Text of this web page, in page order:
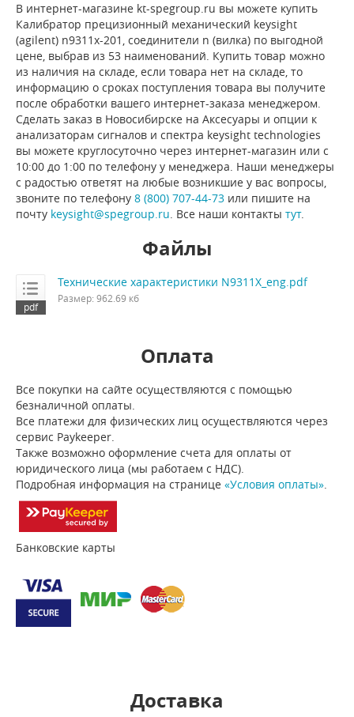
В интернет-магазине kt-spegroup.ru вы можете купить
Калибратор прецизионный механический keysight
(agilent) n9311х-201, соединители n (вилка) по выгодной
цене, выбрав из 53 наименований. Купить товар можно
из наличия на складе, если товара нет на складе, то
информацию о сроках поступления товара вы получите
после обработки вашего интернет-заказа менеджером.
Сделать заказ в Новосибирске на Аксесуары и опции к
анализаторам сигналов и спектра keysight technologies
вы можете круглосуточно через интернет-магазин или с
10:00 до 1:00 по телефону у менеджера. Наши менеджеры
с радостью ответят на любые возникшие у вас вопросы,
звоните по телефону 8 (800) 707-44-73 или пишите на
почту keysight@spegroup.ru. Все наши контакты тут.
Файлы
Технические характеристики N9311X_eng.pdf
Размер: 962.69 кб
Оплата
Все покупки на сайте осуществляются с помощью
безналичной оплаты.
Все платежи для физических лиц осуществляются через
сервис Paykeeper.
Также возможно оформление счета для оплаты от
юридического лица (мы работаем с НДС).
Подробная информация на странице «Условия оплаты».
Банковские карты
Доставка